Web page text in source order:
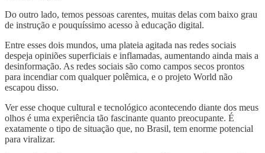
Do outro lado, temos pessoas carentes, muitas delas com baixo grau
de instrução e pouquíssimo acesso à educação digital.
Entre esses dois mundos, uma plateia agitada nas redes sociais
despeja opiniões superficiais e inflamadas, aumentando ainda mais a
desinformação. As redes sociais são como campos secos prontos
para incendiar com qualquer polêmica, e o projeto World não
escapou disso.
Ver esse choque cultural e tecnológico acontecendo diante dos meus
olhos é uma experiência tão fascinante quanto preocupante. É
exatamente o tipo de situação que, no Brasil, tem enorme potencial
para viralizar.